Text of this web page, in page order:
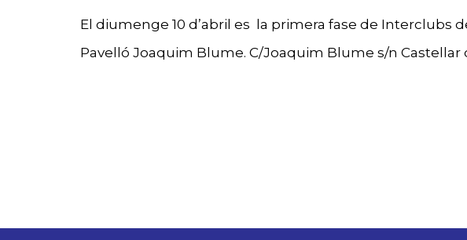
El diumenge 10 d’abril es la primera fase de Interclubs
Pavelló Joaquim Blume. C/Joaquim Blume s/n Castellar